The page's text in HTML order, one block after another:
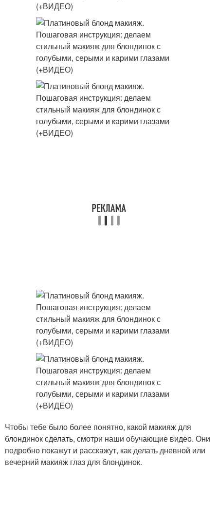
Чтобы тебе было более понятно, какой макияж для
блондинок сделать, смотри наши обучающие видео. Они
подробно покажут и расскажут, как делать дневной или
вечерний макияж глаз для блондинок.